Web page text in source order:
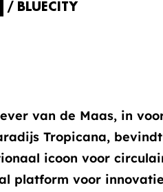
BLUECITY
van de Maas, in
Tropicana,
icoon voor
platform voor